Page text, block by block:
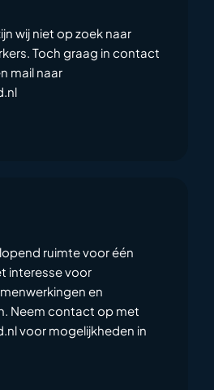
wij niet op zoek naar
Toch graag in contact
mail naar
ruimte voor één
interesse voor
en
Neem contact op met
voor mogelijkheden in